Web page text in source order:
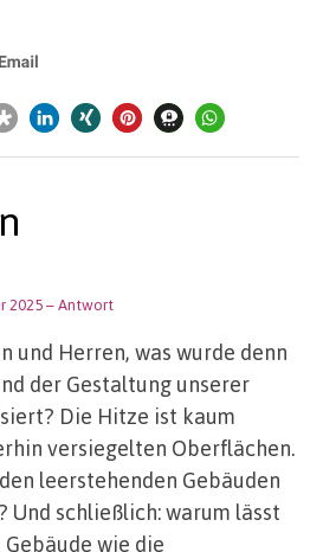
2025– Antwort
und Herren, was wurde denn
der Gestaltung unserer
Die Hitze ist kaum
versiegelten Oberflächen.
leerstehenden Gebäuden
Und schließlich: warum lässt
wie die